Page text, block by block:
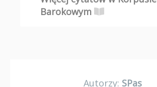
Barokowym
Autorzy: SPas